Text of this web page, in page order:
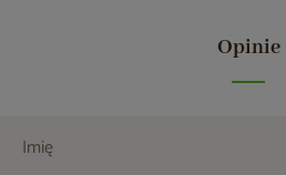
Opinie
Imię